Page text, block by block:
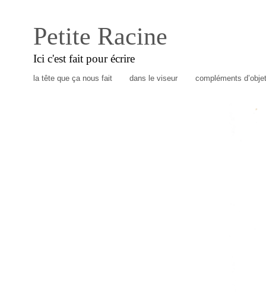
Petite Racine
Ici c'est fait pour écrire
la tête que ça nous fait dans le viseur compléments